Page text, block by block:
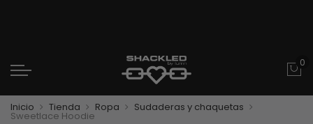
0
Inicio Tienda Ropa Sudaderas y chaquetas
Sweetlace Hoodie